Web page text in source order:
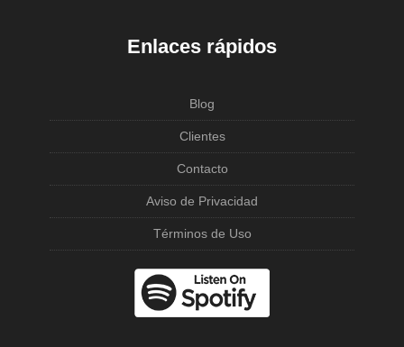
Enlaces rápidos
Blog
Clientes
Contacto
Aviso de Privacidad
Términos de Uso